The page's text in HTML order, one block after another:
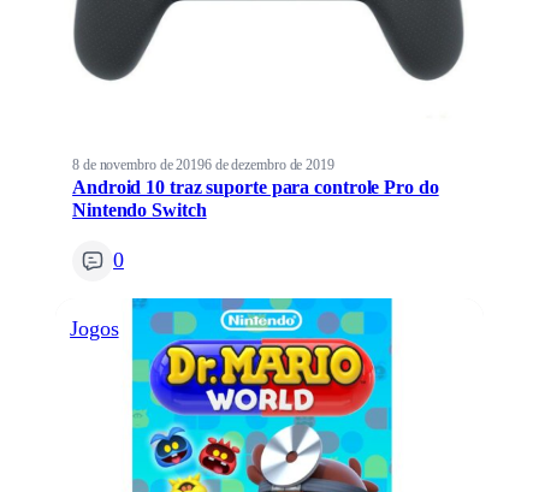
8 de novembro de 20196 de dezembro de 2019
Android 10 traz suporte para controle Pro do
Nintendo Switch
0
Jogos